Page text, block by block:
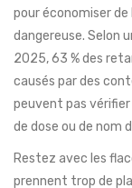
pour économiser
dangereuse. Selon
2025, 63 % des
causés par des
peuvent pas vérifier
de dose ou de nom
Restez avec les
prennent trop de